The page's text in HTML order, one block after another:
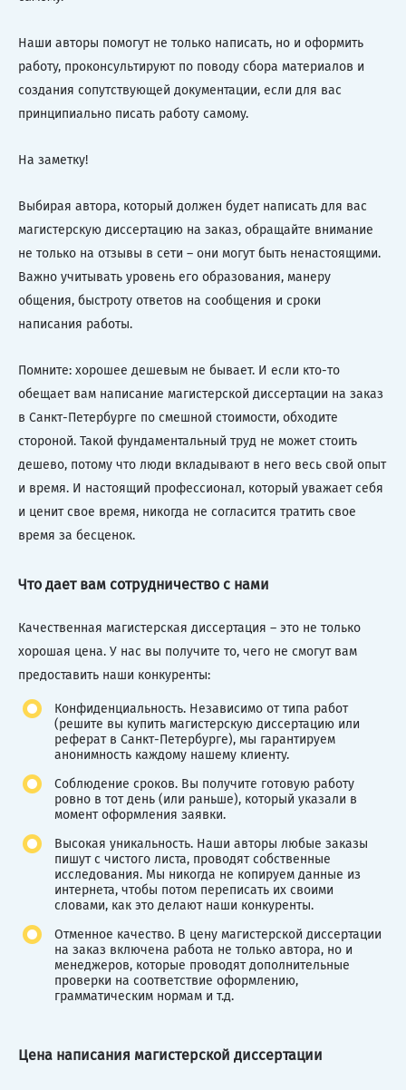
Наши авторы помогут не только написать, но и оформить
работу, проконсультируют по поводу сбора материалов и
создания сопутствующей документации, если для вас
принципиально писать работу самому.
На заметку!
Выбирая автора, который должен будет написать для вас
магистерскую диссертацию на заказ, обращайте внимание
не только на отзывы в сети – они могут быть ненастоящими.
Важно учитывать уровень его образования, манеру
общения, быстроту ответов на сообщения и сроки
написания работы.
Помните: хорошее дешевым не бывает. И если кто-то
обещает вам написание магистерской диссертации на заказ
в Санкт-Петербурге по смешной стоимости, обходите
стороной. Такой фундаментальный труд не может стоить
дешево, потому что люди вкладывают в него весь свой опыт
и время. И настоящий профессионал, который уважает себя
и ценит свое время, никогда не согласится тратить свое
время за бесценок.
Что дает вам сотрудничество с нами
Качественная магистерская диссертация – это не только
хорошая цена. У нас вы получите то, чего не смогут вам
предоставить наши конкуренты:
Конфиденциальность. Независимо от типа работ
(решите вы купить магистерскую диссертацию или
реферат в Санкт-Петербурге), мы гарантируем
анонимность каждому нашему клиенту.
Соблюдение сроков. Вы получите готовую работу
ровно в тот день (или раньше), который указали в
момент оформления заявки.
Высокая уникальность. Наши авторы любые заказы
пишут с чистого листа, проводят собственные
исследования. Мы никогда не копируем данные из
интернета, чтобы потом переписать их своими
словами, как это делают наши конкуренты.
Отменное качество. В цену магистерской диссертации
на заказ включена работа не только автора, но и
менеджеров, которые проводят дополнительные
проверки на соответствие оформлению,
грамматическим нормам и т.д.
Цена написания магистерской диссертации